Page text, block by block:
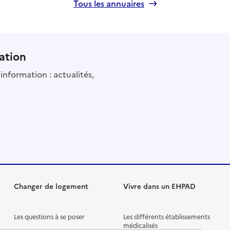
Tous les annuaires
: actualités,
Changer de logement
Les questions à se poser
Vivre dans un EHPAD
Les différents établissements
médicalisés